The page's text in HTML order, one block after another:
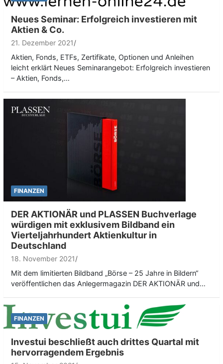
Neues Seminar: Erfolgreich investieren mit
Aktien & Co.
21. Dezember 2021
Aktien, Fonds, ETFs, Zertifikate, Optionen und Anleihen
leicht erklärt Neues Seminarangebot: Erfolgreich investieren
– Aktien, Fonds,…
FINANZEN
DER AKTIONÄR und PLASSEN Buchverlage
würdigen mit exklusivem Bildband ein
Vierteljahrhundert Aktienkultur in
Deutschland
18. November 2021
Mit dem limitierten Bildband „Börse – 25 Jahre in Bildern“
veröffentlichen das Anlegermagazin DER AKTIONÄR und…
FINANZEN
Investui beschließt auch drittes Quartal mit
hervorragendem Ergebnis